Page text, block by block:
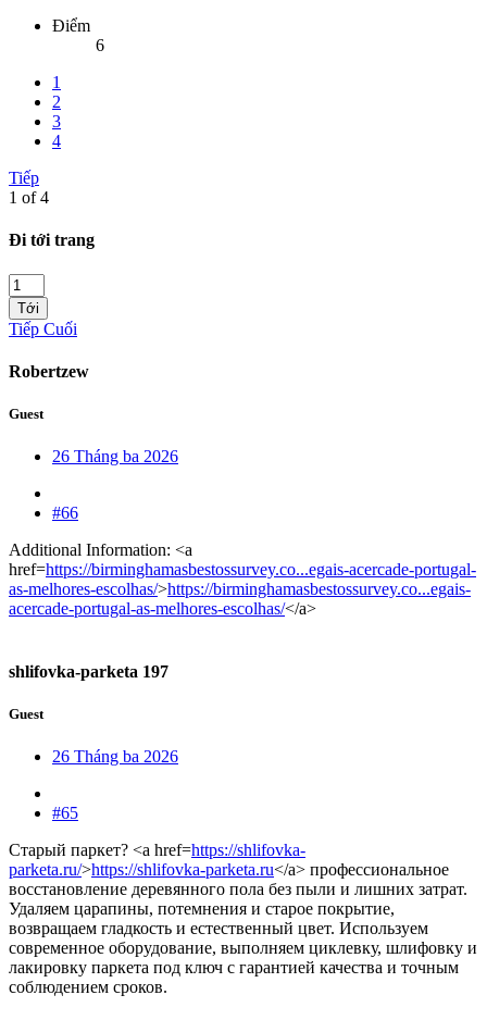
Điểm
6
1
2
3
4
Tiếp
1 of 4
Đi tới trang
Tới
Tiếp Cuối
Robertzew
Guest
26 Tháng ba 2026
#66
Additional Information: <a
href=https://birminghamasbestossurvey.co...egais-acercade-portugal-
as-melhores-escolhas/>https://birminghamasbestossurvey.co...egais-
acercade-portugal-as-melhores-escolhas/</a>
shlifovka-parketa 197
Guest
26 Tháng ba 2026
#65
Старый паркет? <a href=https://shlifovka-
parketa.ru/>https://shlifovka-parketa.ru</a> профессиональное
восстановление деревянного пола без пыли и лишних затрат.
Удаляем царапины, потемнения и старое покрытие,
возвращаем гладкость и естественный цвет. Используем
современное оборудование, выполняем циклевку, шлифовку и
лакировку паркета под ключ с гарантией качества и точным
соблюдением сроков.